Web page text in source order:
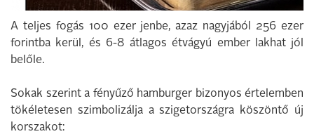
A teljes fogás 100 ezer jenbe, azaz nagyjából 256 ezer
forintba kerül, és 6-8 átlagos étvágyú ember lakhat jól
belőle.
Sokak szerint a fényűző hamburger bizonyos értelemben
tökéletesen szimbolizálja a szigetországra köszöntő új
korszakot: